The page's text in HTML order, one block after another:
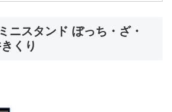
ニスタンド ぼっち・ざ・
くり